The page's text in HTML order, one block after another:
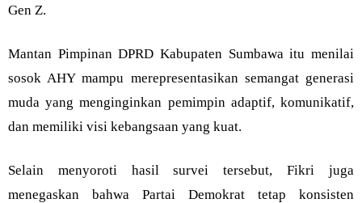
Gen Z.
Mantan Pimpinan DPRD Kabupaten Sumbawa itu menilai
sosok AHY mampu merepresentasikan semangat generasi
muda yang menginginkan pemimpin adaptif, komunikatif,
dan memiliki visi kebangsaan yang kuat.
Selain menyoroti hasil survei tersebut, Fikri juga
menegaskan bahwa Partai Demokrat tetap konsisten